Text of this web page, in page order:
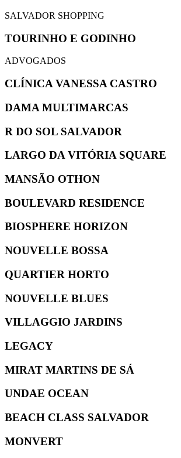
SALVADOR SHOPPING
TOURINHO E GODINHO
ADVOGADOS
CLÍNICA VANESSA CASTRO
DAMA MULTIMARCAS
R DO SOL SALVADOR
LARGO DA VITÓRIA SQUARE
MANSÃO OTHON
BOULEVARD RESIDENCE
BIOSPHERE HORIZON
NOUVELLE BOSSA
QUARTIER HORTO
NOUVELLE BLUES
VILLAGGIO JARDINS
LEGACY
MIRAT MARTINS DE SÁ
UNDAE OCEAN
BEACH CLASS SALVADOR
MONVERT